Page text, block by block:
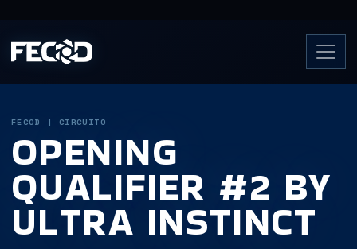
FECOD | CIRCUITO
OPENING
QUALIFIER #2 BY
ULTRA INSTINCT